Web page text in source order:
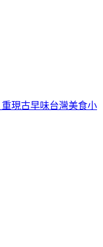
重現古早味台灣美食小